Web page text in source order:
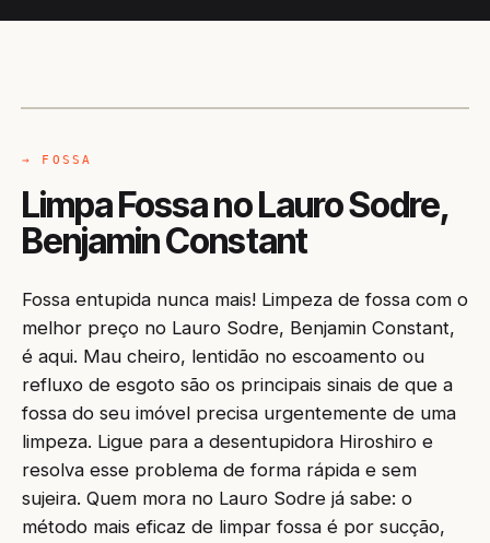
→ FOSSA
Limpa Fossa no Lauro Sodre,
Benjamin Constant
Fossa entupida nunca mais! Limpeza de fossa com o
melhor preço no Lauro Sodre, Benjamin Constant,
é aqui. Mau cheiro, lentidão no escoamento ou
refluxo de esgoto são os principais sinais de que a
fossa do seu imóvel precisa urgentemente de uma
limpeza. Ligue para a desentupidora Hiroshiro e
resolva esse problema de forma rápida e sem
sujeira. Quem mora no Lauro Sodre já sabe: o
método mais eficaz de limpar fossa é por sucção,